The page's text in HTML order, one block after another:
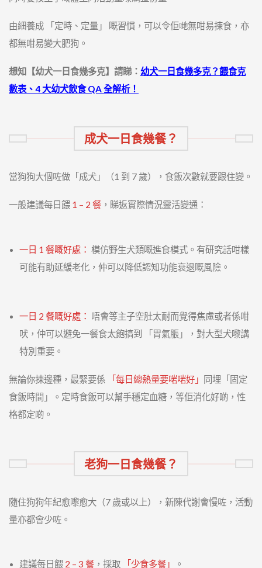
由細養成 「定時、定量」 嘅習慣，可以令佢哋無咁易揀食，亦
都無咁易變大肥狗。
想知【幼犬一日食幾多克】請睇： 幼犬一日食幾多克？餵食克
數表、4 大幼犬飲食 QA 全解析！
成犬一日食幾餐？
當狗狗大個咗做「成犬」（1 到 7 歲），食飯次數就要跟住變。
一般建議每日餵 1 – 2 餐 ，睇返實際情況靈活變通：
一日 1 餐嘅好處： 模仿野生犬類嘅進食模式。有研究話咁樣
可能有助延緩老化，仲可以降低認知功能衰退嘅風險。
一日 2 餐嘅好處： 唔會等主子空肚太耐而覺得焦慮或者係咁
吠，仲可以避免一餐食太飽搞到 「胃氣脹」，對大型犬嚟講
特別重要。
無論你揀邊種，最緊要係 「每日總熱量要啱啱好」
同埋「固定
食飯時間」。定時食飯可以幫手穩定血糖，等佢消化好啲，性
格都定啲。
老狗一日食幾餐？
隨住狗狗年紀愈嚟愈大（7 歲或以上），新陳代謝會慢咗，活動
量亦都會少咗。
建議每日餵 2 – 3 餐 ，採取 「少食多餐」 。